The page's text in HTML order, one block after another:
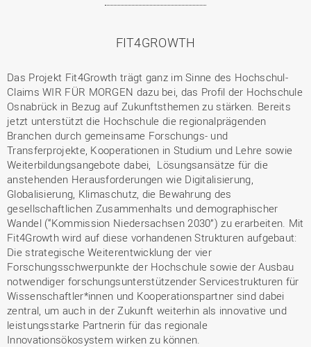
FIT4GROWTH
Das Projekt Fit4Growth trägt ganz im Sinne des Hochschul-
Claims WIR FÜR MORGEN dazu bei, das Profil der Hochschule
Osnabrück in Bezug auf Zukunftsthemen zu stärken. Bereits
jetzt unterstützt die Hochschule die regionalprägenden
Branchen durch gemeinsame Forschungs- und
Transferprojekte, Kooperationen in Studium und Lehre sowie
Weiterbildungsangebote dabei, Lösungsansätze für die
anstehenden Herausforderungen wie Digitalisierung,
Globalisierung, Klimaschutz, die Bewahrung des
gesellschaftlichen Zusammenhalts und demographischer
Wandel (“Kommission Niedersachsen 2030”) zu erarbeiten. Mit
Fit4Growth wird auf diese vorhandenen Strukturen aufgebaut:
Die strategische Weiterentwicklung der vier
Forschungsschwerpunkte der Hochschule sowie der Ausbau
notwendiger forschungsunterstützender Servicestrukturen für
Wissenschaftler*innen und Kooperationspartner sind dabei
zentral, um auch in der Zukunft weiterhin als innovative und
leistungsstarke Partnerin für das regionale
Innovationsökosystem wirken zu können.